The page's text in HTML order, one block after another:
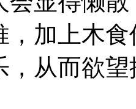
会显得懒
，加上木
，从而欲